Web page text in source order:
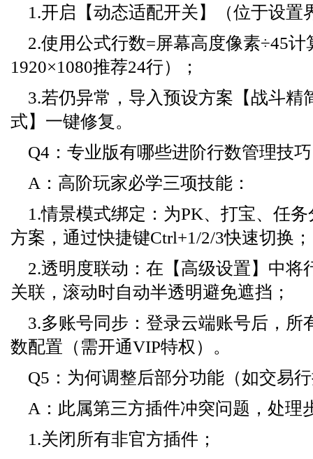
1.开启【动态适配开关】（位于设置
2.使用公式行数=屏幕高度像素÷45计
1920×1080推荐24行）；
3.若仍异常，导入预设方案【战斗精
式】一键修复。
Q4：专业版有哪些进阶行数管理技
A：高阶玩家必学三项技能：
1.情景模式绑定：为PK、打宝、任
方案，通过快捷键Ctrl+1/2/3快速切换；
2.透明度联动：在【高级设置】中将
关联，滚动时自动半透明避免遮挡；
3.多账号同步：登录云端账号后，所
数配置（需开通VIP特权）。
Q5：为何调整后部分功能（如交易
A：此属第三方插件冲突问题，处理
1.关闭所有非官方插件；